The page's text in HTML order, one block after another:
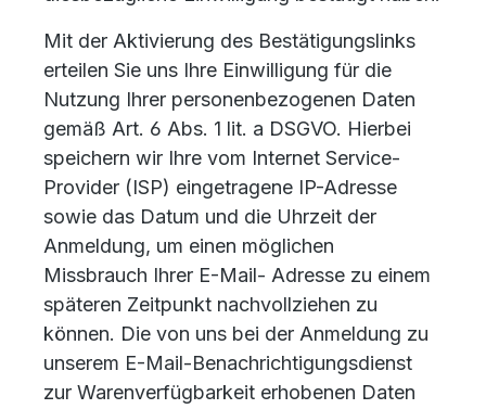
Mit der Aktivierung des Bestätigungslinks
erteilen Sie uns Ihre Einwilligung für die
Nutzung Ihrer personenbezogenen Daten
gemäß Art. 6 Abs. 1 lit. a DSGVO. Hierbei
speichern wir Ihre vom Internet Service-
Provider (ISP) eingetragene IP-Adresse
sowie das Datum und die Uhrzeit der
Anmeldung, um einen möglichen
Missbrauch Ihrer E-Mail- Adresse zu einem
späteren Zeitpunkt nachvollziehen zu
können. Die von uns bei der Anmeldung zu
unserem E-Mail-Benachrichtigungsdienst
zur Warenverfügbarkeit erhobenen Daten